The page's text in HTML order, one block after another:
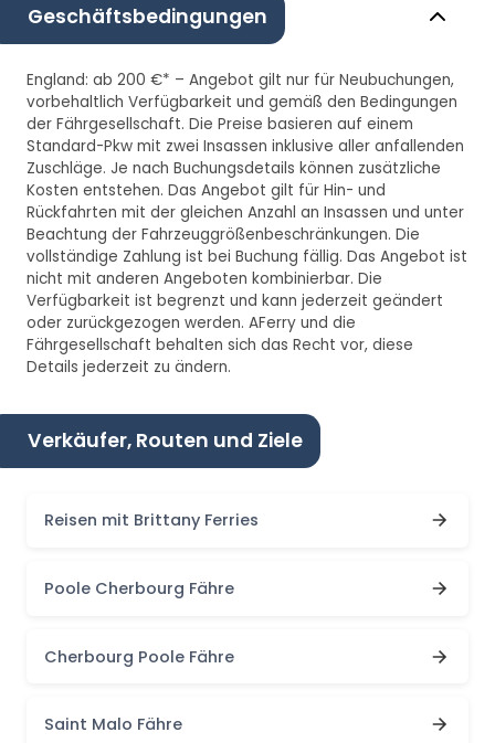
Geschäftsbedingungen
England: ab 200 €* – Angebot gilt nur für Neubuchungen,
vorbehaltlich Verfügbarkeit und gemäß den Bedingungen
der Fährgesellschaft. Die Preise basieren auf einem
Standard-Pkw mit zwei Insassen inklusive aller anfallenden
Zuschläge. Je nach Buchungsdetails können zusätzliche
Kosten entstehen. Das Angebot gilt für Hin- und
Rückfahrten mit der gleichen Anzahl an Insassen und unter
Beachtung der Fahrzeuggrößenbeschränkungen. Die
vollständige Zahlung ist bei Buchung fällig. Das Angebot ist
nicht mit anderen Angeboten kombinierbar. Die
Verfügbarkeit ist begrenzt und kann jederzeit geändert
oder zurückgezogen werden. AFerry und die
Fährgesellschaft behalten sich das Recht vor, diese
Details jederzeit zu ändern.
Verkäufer, Routen und Ziele
Reisen mit Brittany Ferries
Poole Cherbourg Fähre
Cherbourg Poole Fähre
Saint Malo Fähre